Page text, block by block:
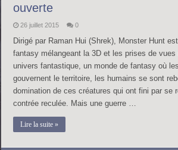
ouverte
26 juillet 2015 0
Dirigé par Raman Hui (Shrek), Monster Hunt
fantasy mélangeant la 3D et les prises de vues
univers fantastique, un monde de fantasy où
gouvernent le territoire, les humains se sont
domination de ces créatures qui ont fini par se
contrée reculée. Mais une guerre …
Lire la suite »